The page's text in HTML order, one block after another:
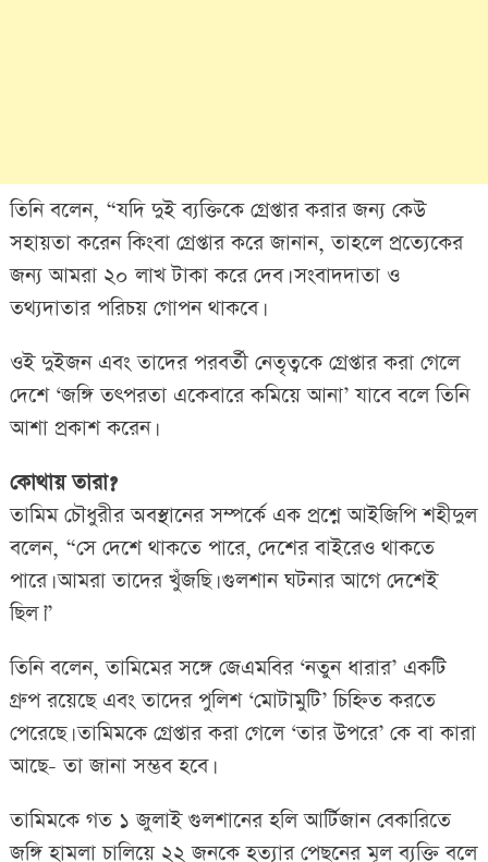
তিনি বলেন, “যদি দুই ব্যক্তিকে গ্রেপ্তার করার জন্য কেউ
সহায়তা করেন কিংবা গ্রেপ্তার করে জানান, তাহলে প্রত্যেকের
জন্য আমরা ২০ লাখ টাকা করে দেব। সংবাদদাতা ও
তথ্যদাতার পরিচয় গোপন থাকবে।
ওই দুইজন এবং তাদের পরবর্তী নেতৃত্বকে গ্রেপ্তার করা গেলে
দেশে ‘জঙ্গি তৎপরতা একেবারে কমিয়ে আনা’ যাবে বলে তিনি
আশা প্রকাশ করেন।
কোথায় তারা?
তামিম চৌধুরীর অবস্থানের সম্পর্কে এক প্রশ্নে আইজিপি শহীদুল
বলেন, “সে দেশে থাকতে পারে, দেশের বাইরেও থাকতে
পারে। আমরা তাদের খুঁজছি। গুলশান ঘটনার আগে দেশেই
ছিল।”
তিনি বলেন, তামিমের সঙ্গে জেএমবির ‘নতুন ধারার’ একটি
গ্রুপ রয়েছে এবং তাদের পুলিশ ‘মোটামুটি’ চিহ্নিত করতে
পেরেছে। তামিমকে গ্রেপ্তার করা গেলে ‘তার উপরে’ কে বা কারা
আছে- তা জানা সম্ভব হবে।
তামিমকে গত ১ জুলাই গুলশানের হলি আর্টিজান বেকারিতে
জঙ্গি হামলা চালিয়ে ২২ জনকে হত্যার পেছনের মূল ব্যক্তি বলে